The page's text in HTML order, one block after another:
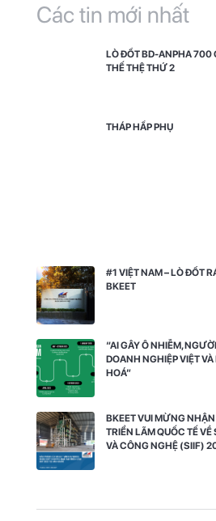
Các tin mới nhất
LÒ ĐỐT BD-ANPHA 700
THẾ THỆ THỨ 2
THÁP HẤP PHỤ
#1 VIỆT NAM – LÒ ĐỐT
BKEET
“AI GÂY Ô NHIỄM,
DOANH NGHIỆP VIỆT
HOÁ”
BKEET VUI MỪNG
TRIỂN LÃM QUỐC TẾ
VÀ CÔNG NGHỆ (SIIF)